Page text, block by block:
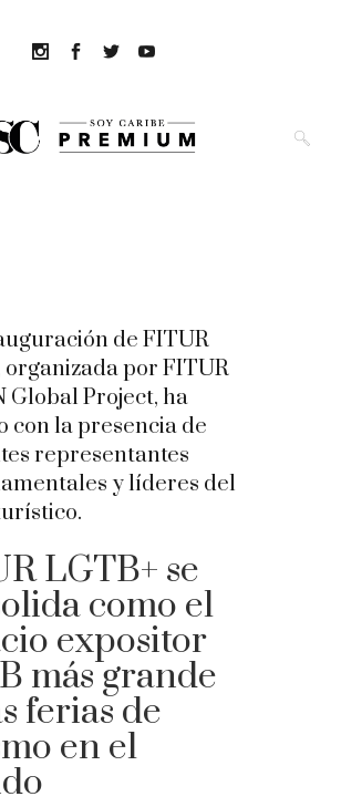
LGTB+ se
como el
expositor
más grande
ferias de
en el